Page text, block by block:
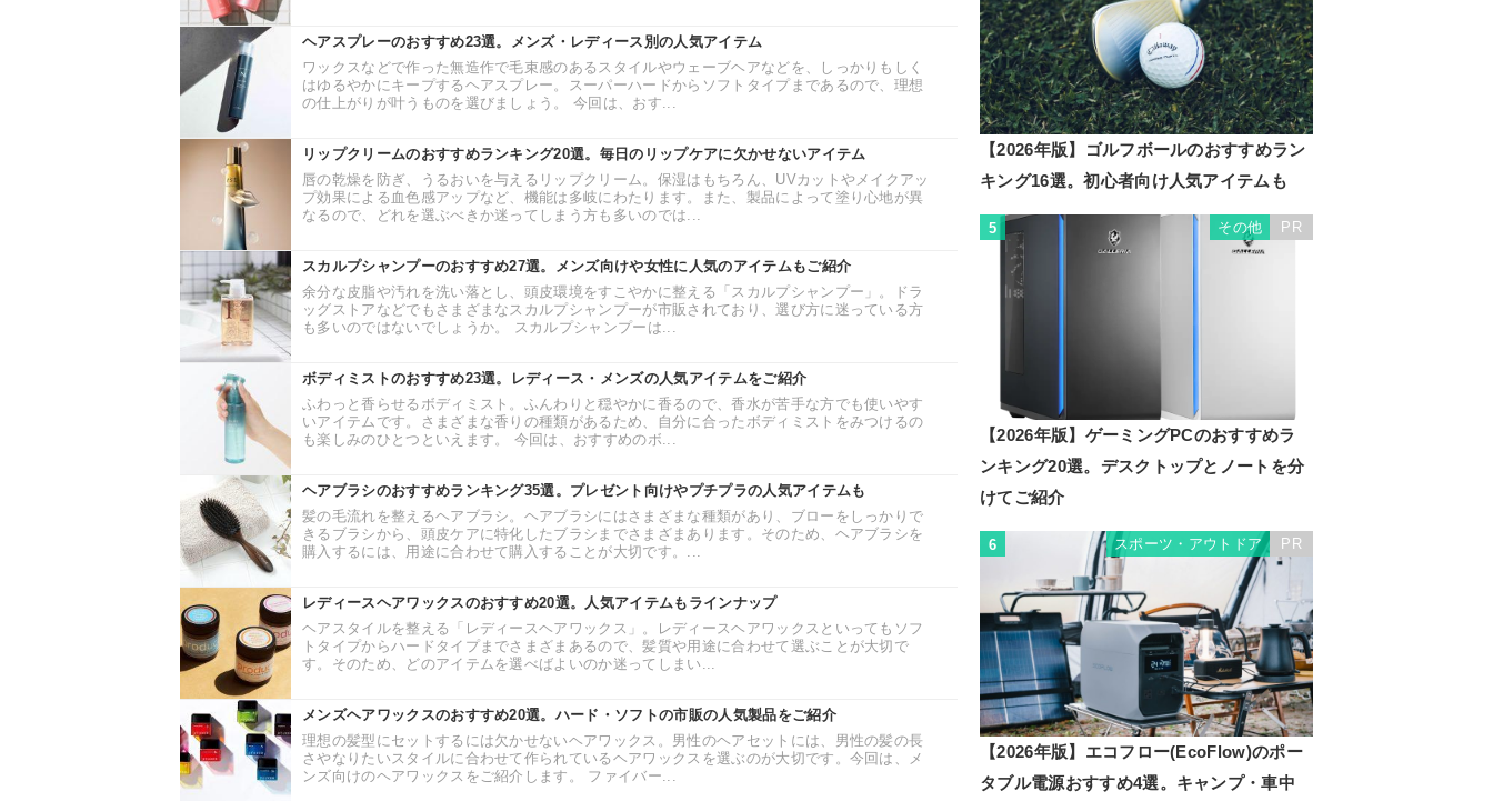
ヘアスプレーのおすすめ23選。メンズ・レディース別の人気アイテム
ワックスなどで作った無造作で毛束感のあるスタイルやウェーブヘアなどを、しっかりもしく
はゆるやかにキープするヘアスプレー。スーパーハードからソフトタイプまであるので、理想
の仕上がりが叶うものを選びましょう。 今回は、おす...
リップクリームのおすすめランキング20選。毎日のリップケアに欠かせないアイテム
唇の乾燥を防ぎ、うるおいを与えるリップクリーム。保湿はもちろん、UVカットやメイクアッ
プ効果による血色感アップなど、機能は多岐にわたります。また、製品によって塗り心地が異
なるので、どれを選ぶべきか迷ってしまう方も多いのでは...
スカルプシャンプーのおすすめ27選。メンズ向けや女性に人気のアイテムもご紹介
余分な皮脂や汚れを洗い落とし、頭皮環境をすこやかに整える「スカルプシャンプー」。ドラ
ッグストアなどでもさまざまなスカルプシャンプーが市販されており、選び方に迷っている方
も多いのではないでしょうか。 スカルプシャンプーは...
ボディミストのおすすめ23選。レディース・メンズの人気アイテムをご紹介
ふわっと香らせるボディミスト。ふんわりと穏やかに香るので、香水が苦手な方でも使いやす
いアイテムです。さまざまな香りの種類があるため、自分に合ったボディミストをみつけるの
も楽しみのひとつといえます。 今回は、おすすめのボ...
ヘアブラシのおすすめランキング35選。プレゼント向けやプチプラの人気アイテムも
髪の毛流れを整えるヘアブラシ。ヘアブラシにはさまざまな種類があり、ブローをしっかりで
きるブラシから、頭皮ケアに特化したブラシまでさまざまあります。そのため、ヘアブラシを
購入するには、用途に合わせて購入することが大切です。...
レディースヘアワックスのおすすめ20選。人気アイテムもラインナップ
ヘアスタイルを整える「レディースヘアワックス」。レディースヘアワックスといってもソフ
トタイプからハードタイプまでさまざまあるので、髪質や用途に合わせて選ぶことが大切で
す。そのため、どのアイテムを選べばよいのか迷ってしまい...
メンズヘアワックスのおすすめ20選。ハード・ソフトの市販の人気製品をご紹介
理想の髪型にセットするには欠かせないヘアワックス。男性のヘアセットには、男性の髪の長
さやなりたいスタイルに合わせて作られているヘアワックスを選ぶのが大切です。今回は、メ
ンズ向けのヘアワックスをご紹介します。 ファイバー...
【2026年版】ゴルフボールのおすすめラン
キング16選。初心者向け人気アイテムも
5 その他 PR
【2026年版】ゲーミングPCのおすすめラ
ンキング20選。デスクトップとノートを分
けてご紹介
6 スポーツ・アウトドア PR
【2026年版】エコフロー(EcoFlow)のポー
タブル電源おすすめ4選。キャンプ・車中